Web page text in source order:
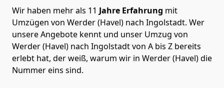
Wir haben mehr als 11 Jahre Erfahrung mit
Umzügen von Werder (Havel) nach Ingolstadt. Wer
unsere Angebote kennt und unser Umzug von
Werder (Havel) nach Ingolstadt von A bis Z bereits
erlebt hat, der weiß, warum wir in Werder (Havel) die
Nummer eins sind.